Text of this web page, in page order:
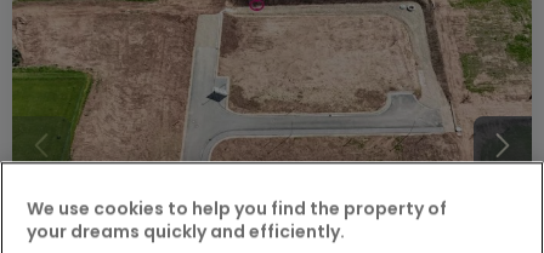
We use cookies to help you find the property of
your dreams quickly and efficiently.